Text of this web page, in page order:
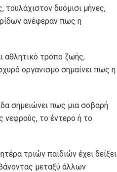
δυόμισι μήνες,
ανέφεραν πως η
αθλητικό τρόπο ζωής,
οργανισμό σημαίνει πως η
σημειώνει πως μια σοβαρή
νεφρούς, το έντερο ή το
τριών παιδιών έχει δείξει
μεταξύ άλλων